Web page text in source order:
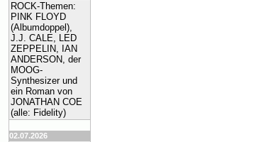
ROCK-Themen:
PINK FLOYD
(Albumdoppel),
J.J. CALE, LED
ZEPPELIN, IAN
ANDERSON, der
MOOG-
Synthesizer und
ein Roman von
JONATHAN COE
(alle: Fidelity)
02.07.2026